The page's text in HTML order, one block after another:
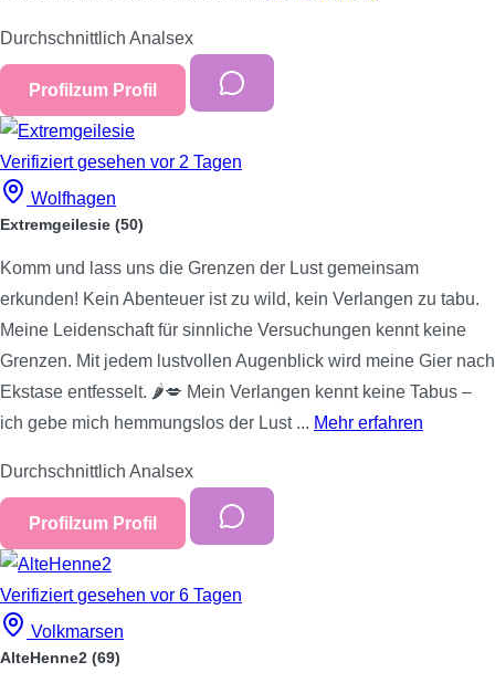
Durchschnittlich Analsex
Profil zum Profil
Verifiziertgesehen vor 2 Tagen
Wolfhagen
Extremgeilesie (50)
Komm und lass uns die Grenzen der Lust gemeinsam
erkunden! Kein Abenteuer ist zu wild, kein Verlangen zu tabu.
Meine Leidenschaft für sinnliche Versuchungen kennt keine
Grenzen. Mit jedem lustvollen Augenblick wird meine Gier nach
Ekstase entfesselt. 🌶💋 Mein Verlangen kennt keine Tabus –
ich gebe mich hemmungslos der Lust ... Mehr erfahren
Durchschnittlich Analsex
Profil zum Profil
Verifiziertgesehen vor 6 Tagen
Volkmarsen
AlteHenne2 (69)